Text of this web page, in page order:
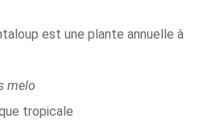
est une plante annuelle à
melo
tropicale